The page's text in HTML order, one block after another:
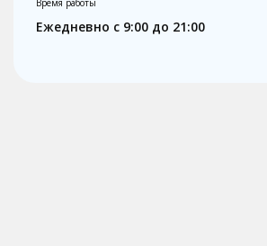
Время работы
Ежедневно с 9:00 до 21:00